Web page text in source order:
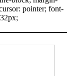
pointer; font-